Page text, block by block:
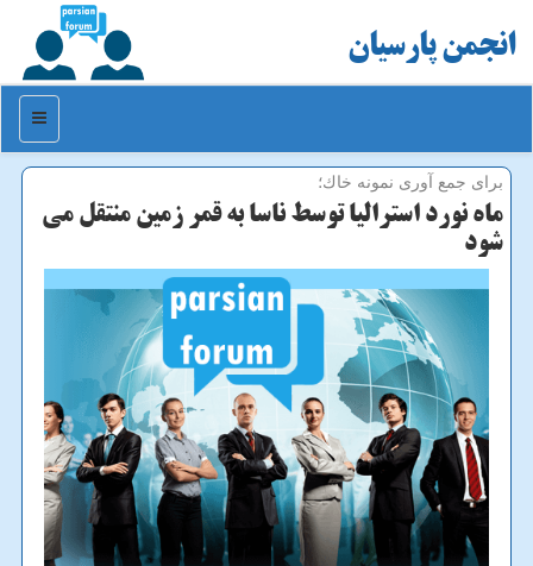
انجمن پارسیان
منو
برای جمع آوری نمونه خاك؛
ماه نورد استرالیا توسط ناسا به قمر زمین منتقل می
شود